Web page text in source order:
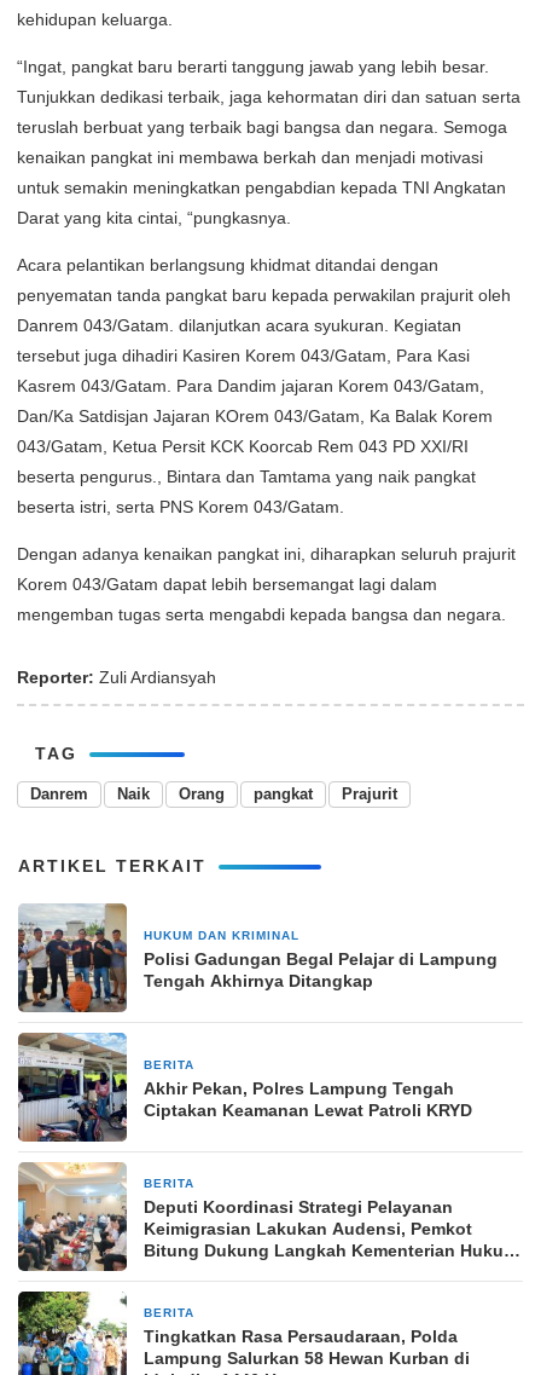
kehidupan keluarga.
“Ingat, pangkat baru berarti tanggung jawab yang lebih besar.
Tunjukkan dedikasi terbaik, jaga kehormatan diri dan satuan serta
teruslah berbuat yang terbaik bagi bangsa dan negara. Semoga
kenaikan pangkat ini membawa berkah dan menjadi motivasi
untuk semakin meningkatkan pengabdian kepada TNI Angkatan
Darat yang kita cintai, “pungkasnya.
Acara pelantikan berlangsung khidmat ditandai dengan
penyematan tanda pangkat baru kepada perwakilan prajurit oleh
Danrem 043/Gatam. dilanjutkan acara syukuran. Kegiatan
tersebut juga dihadiri Kasiren Korem 043/Gatam, Para Kasi
Kasrem 043/Gatam. Para Dandim jajaran Korem 043/Gatam,
Dan/Ka Satdisjan Jajaran KOrem 043/Gatam, Ka Balak Korem
043/Gatam, Ketua Persit KCK Koorcab Rem 043 PD XXI/RI
beserta pengurus., Bintara dan Tamtama yang naik pangkat
beserta istri, serta PNS Korem 043/Gatam.
Dengan adanya kenaikan pangkat ini, diharapkan seluruh prajurit
Korem 043/Gatam dapat lebih bersemangat lagi dalam
mengemban tugas serta mengabdi kepada bangsa dan negara.
Reporter: Zuli Ardiansyah
TAG
Danrem Naik Orang pangkat Prajurit
ARTIKEL TERKAIT
HUKUM DAN KRIMINAL
Polisi Gadungan Begal Pelajar di Lampung
Tengah Akhirnya Ditangkap
BERITA
Akhir Pekan, Polres Lampung Tengah
Ciptakan Keamanan Lewat Patroli KRYD
BERITA
Deputi Koordinasi Strategi Pelayanan
Keimigrasian Lakukan Audensi, Pemkot
Bitung Dukung Langkah Kementerian Hukum
BERITA
Tingkatkan Rasa Persaudaraan, Polda
Lampung Salurkan 58 Hewan Kurban di